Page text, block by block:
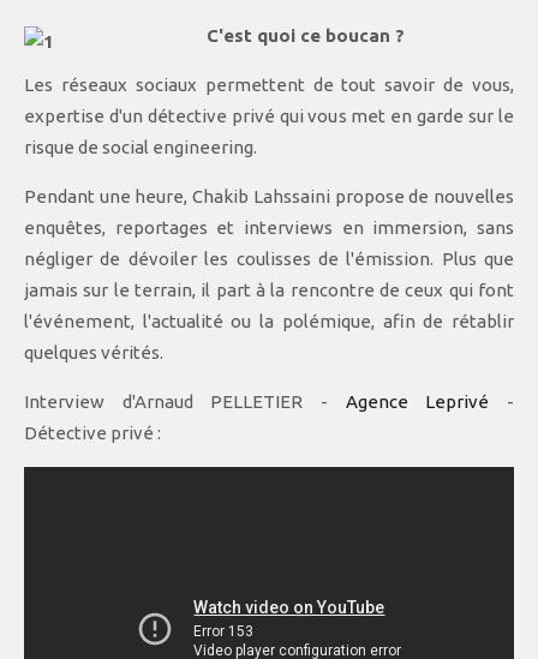
C'est quoi ce boucan ?
Les réseaux sociaux permettent de tout savoir de vous,
expertise d'un détective privé qui vous met en garde sur le
risque de social engineering.
Pendant une heure, Chakib Lahssaini propose de nouvelles
enquêtes, reportages et interviews en immersion, sans
négliger de dévoiler les coulisses de l'émission. Plus que
jamais sur le terrain, il part à la rencontre de ceux qui font
l'événement, l'actualité ou la polémique, afin de rétablir
quelques vérités.
Interview d'Arnaud PELLETIER - Agence Leprivé -
Détective privé :